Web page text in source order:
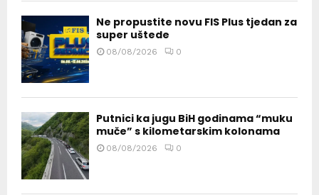
Ne propustite novu FIS Plus tjedan za
super uštede
08/08/2026 0
Putnici ka jugu BiH godinama “muku
muče” s kilometarskim kolonama
08/08/2026 0